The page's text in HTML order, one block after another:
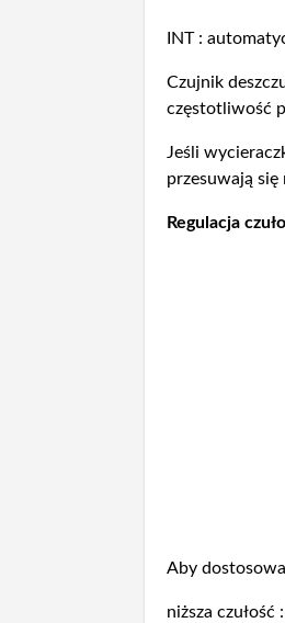
INT :
Czujnik
częstotliwość
Jeśli
przesuwają
Regulacja
Aby
niższa